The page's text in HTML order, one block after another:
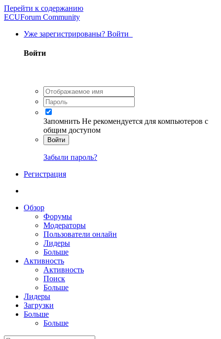
Перейти к содержанию
ECUForum Community
Уже зарегистрированы? Войти
Войти
Запомнить Не рекомендуется для компьютеров с
общим доступом
Войти
Забыли пароль?
Регистрация
Обзор
Форумы
Модераторы
Пользователи онлайн
Лидеры
Больше
Активность
Активность
Поиск
Больше
Лидеры
Загрузки
Больше
Больше